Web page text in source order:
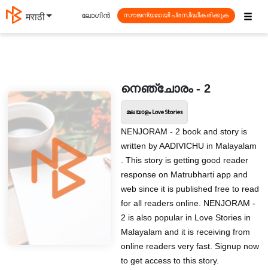
मराठी ☰
ലോഗിൻ സൗജന്യമായി പ്രസിദ്ധീകരിക്കുക
നെഞ്ചോരം - 2
മലയാളം Love Stories
NENJORAM - 2 book and story is
written by AADIVICHU in Malayalam
. This story is getting good reader
response on Matrubharti app and
web since it is published free to read
for all readers online. NENJORAM -
2 is also popular in Love Stories in
Malayalam and it is receiving from
online readers very fast. Signup now
to get access to this story.